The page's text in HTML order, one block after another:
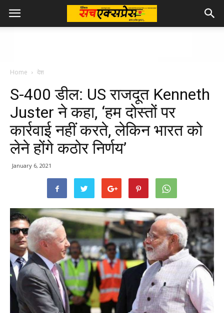
Home देश
S-400 डील: US राजदूत Kenneth
Juster ने कहा, ‘हम दोस्तों पर
कार्रवाई नहीं करते, लेकिन भारत को
लेने होंगे कठोर निर्णय’
January 6, 2021